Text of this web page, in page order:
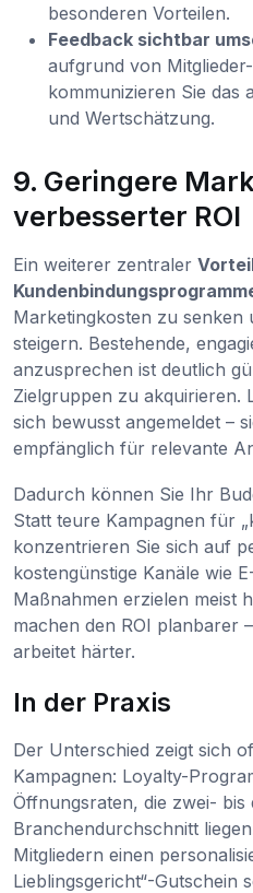
besonderen Vorteilen.
Feedback sichtbar
aufgrund von
kommunizieren Sie das
und Wertschätzung.
9. Geringere
verbesserter ROI
Ein weiterer zentraler
Marketingkosten zu senken
steigern. Bestehende,
anzusprechen ist deutlich
Zielgruppen zu akquirieren.
sich bewusst angemeldet –
empfänglich für relevante
Dadurch können Sie Ihr
Statt teure Kampagnen für
konzentrieren Sie sich auf
kostengünstige Kanäle wie
Maßnahmen erzielen meist
machen den ROI planbarer
arbeitet härter.
In der Praxis
Der Unterschied zeigt sich
Kampagnen: Loyalty-
Öffnungsraten, die zwei- bis
Branchendurchschnitt
Mitgliedern einen
Lieblingsgericht“-Gutschein